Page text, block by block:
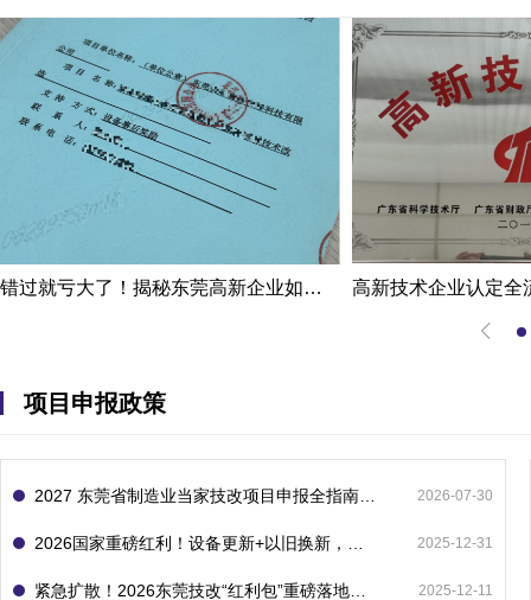
错过就亏大了！揭秘东莞高新企业如何轻松拿下省级技术改造项目300万补贴
项目申报政策
2026-07-30
2025-12-31
2025-12-11